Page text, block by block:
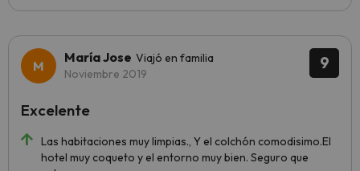
9
María Jose Viajó en familia
Noviembre 2019
Las habitaciones muy limpias., Y el colchón comodisimo.El
hotel muy coqueto y el entorno muy bien. Seguro que
Excelente